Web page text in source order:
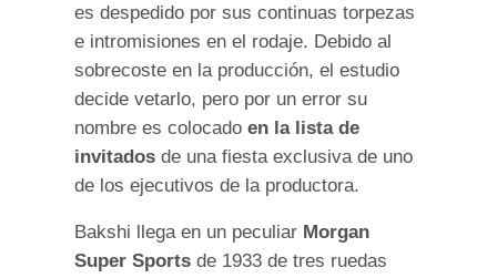
es despedido por sus continuas torpezas
e intromisiones en el rodaje. Debido al
sobrecoste en la producción, el estudio
decide vetarlo, pero por un error su
nombre es colocadoen la lista de
invitados de una fiesta exclusiva de uno
de los ejecutivos de la productora.
Bakshi llega en un peculiar Morgan
Super Sports de 1933 de tres ruedas